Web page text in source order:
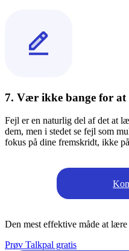
7. Vær ikke bange for at
Fejl er en naturlig del af det at
dem, men i stedet se fejl som
fokus på dine fremskridt, ikke
Den mest effektive måde at lære
Prøv Talkpal gratis